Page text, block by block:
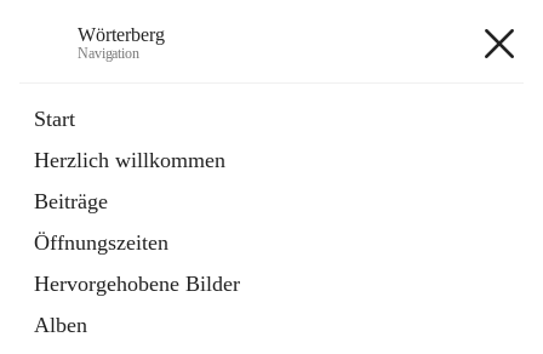
Wörterberg
Navigation
Start
Herzlich willkommen
Beiträge
Öffnungszeiten
Hervorgehobene Bilder
Alben
5 Schnellzugriffe
Bürgerservice
9 Schnellzugriffe